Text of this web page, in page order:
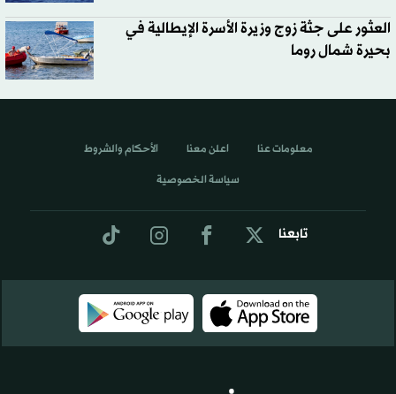
العثور على جثة زوج وزيرة الأسرة الإيطالية في
بحيرة شمال روما
تابعنا
معلومات عنا اعلن معنا الأحكام والشروط
سياسة الخصوصية